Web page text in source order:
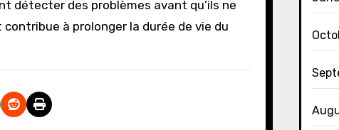
détecter des problèmes avant qu’ils ne
à prolonger la durée de vie du